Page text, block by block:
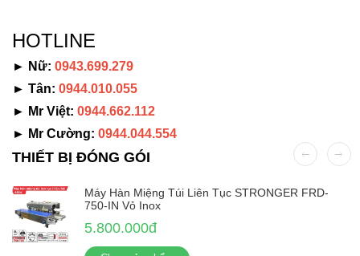
HOTLINE
► Nữ: 0943.699.279
► Tân: 0944.010.055
► Mr Việt: 0944.662.112
► Mr Cường: 0944.044.554
THIẾT BỊ ĐÓNG GÓI
Máy Hàn Miệng Túi Liên Tục STRONGER FRD-
750-IN Vỏ Inox
5.800.000đ